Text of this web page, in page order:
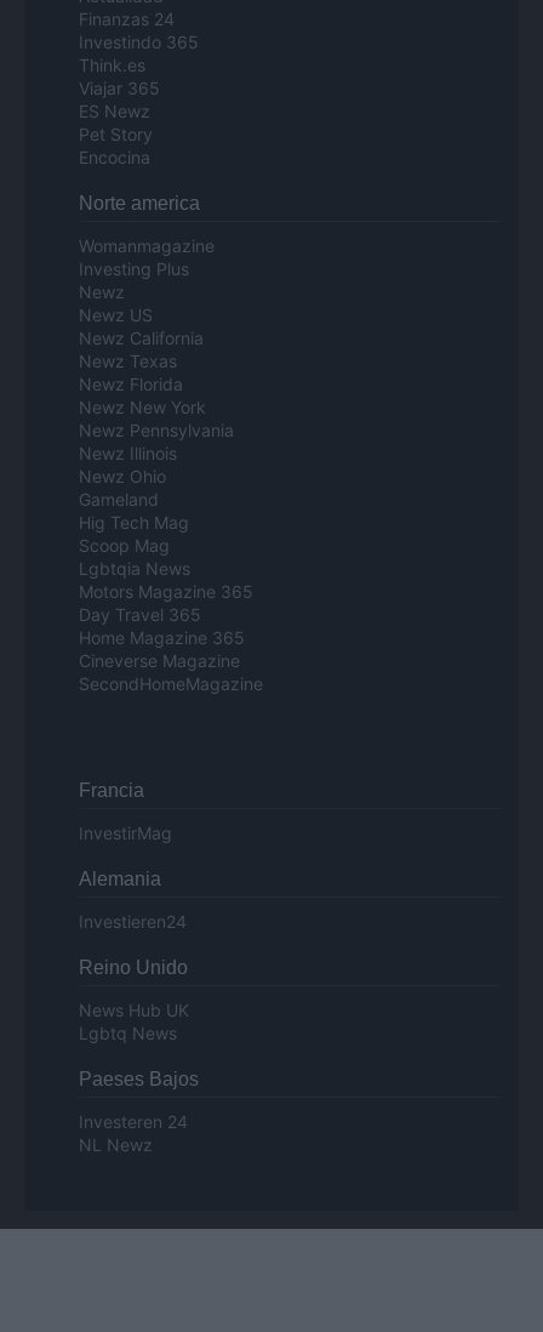
Finanzas 24
Investindo 365
Think.es
Viajar 365
ES Newz
Pet Story
Encocina
Norte america
Womanmagazine
Investing Plus
Newz
Newz US
Newz California
Newz Texas
Newz Florida
Newz New York
Newz Pennsylvania
Newz Illinois
Newz Ohio
Gameland
Hig Tech Mag
Scoop Mag
Lgbtqia News
Motors Magazine 365
Day Travel 365
Home Magazine 365
Cineverse Magazine
SecondHomeMagazine
Francia
InvestirMag
Alemania
Investieren24
Reino Unido
News Hub UK
Lgbtq News
Paeses Bajos
Investeren 24
NL Newz